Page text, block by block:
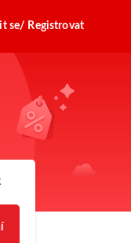
se/ Registrovat